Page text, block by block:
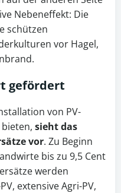
Nebeneffekt: Die
schützen
vor Hagel,
gefördert
von PV-
sieht das
vor. Zu Beginn
bis zu 9,5 Cent
werden
extensive Agri-PV,